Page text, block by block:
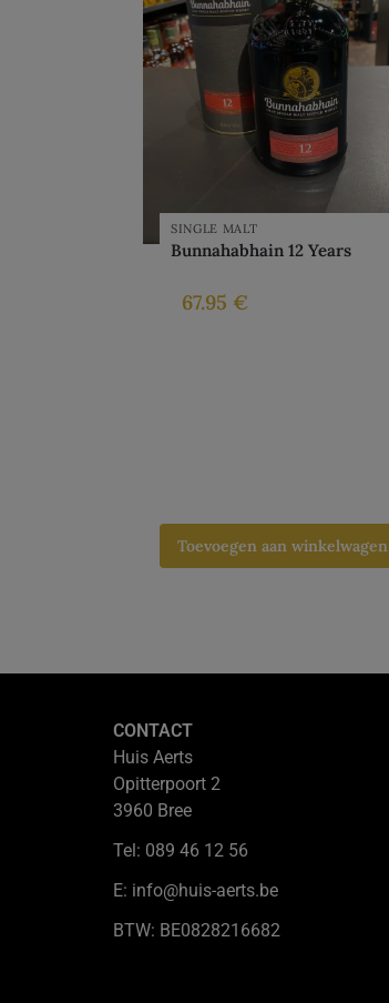
SINGLE MALT
Bunnahabhain 12 Years
67.95 €
Toevoegen aan winkelwagen
CONTACT
Huis Aerts
Opitterpoort 2
3960 Bree
Tel: 089 46 12 56
E: info@huis-aerts.be
BTW: BE0828216682